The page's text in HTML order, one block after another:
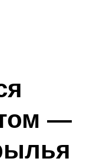
—